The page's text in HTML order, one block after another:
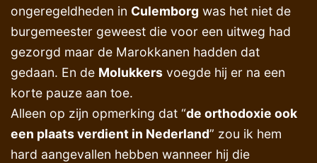
ongeregeldheden in Culemborg was het niet de
burgemeester geweest die voor een uitweg had
gezorgd maar de Marokkanen hadden dat
gedaan. En de Molukkers voegde hij er na een
korte pauze aan toe.
Alleen op zijn opmerking dat “de orthodoxie ook
een plaats verdient in Nederland” zou ik hem
hard aangevallen hebben wanneer hij die